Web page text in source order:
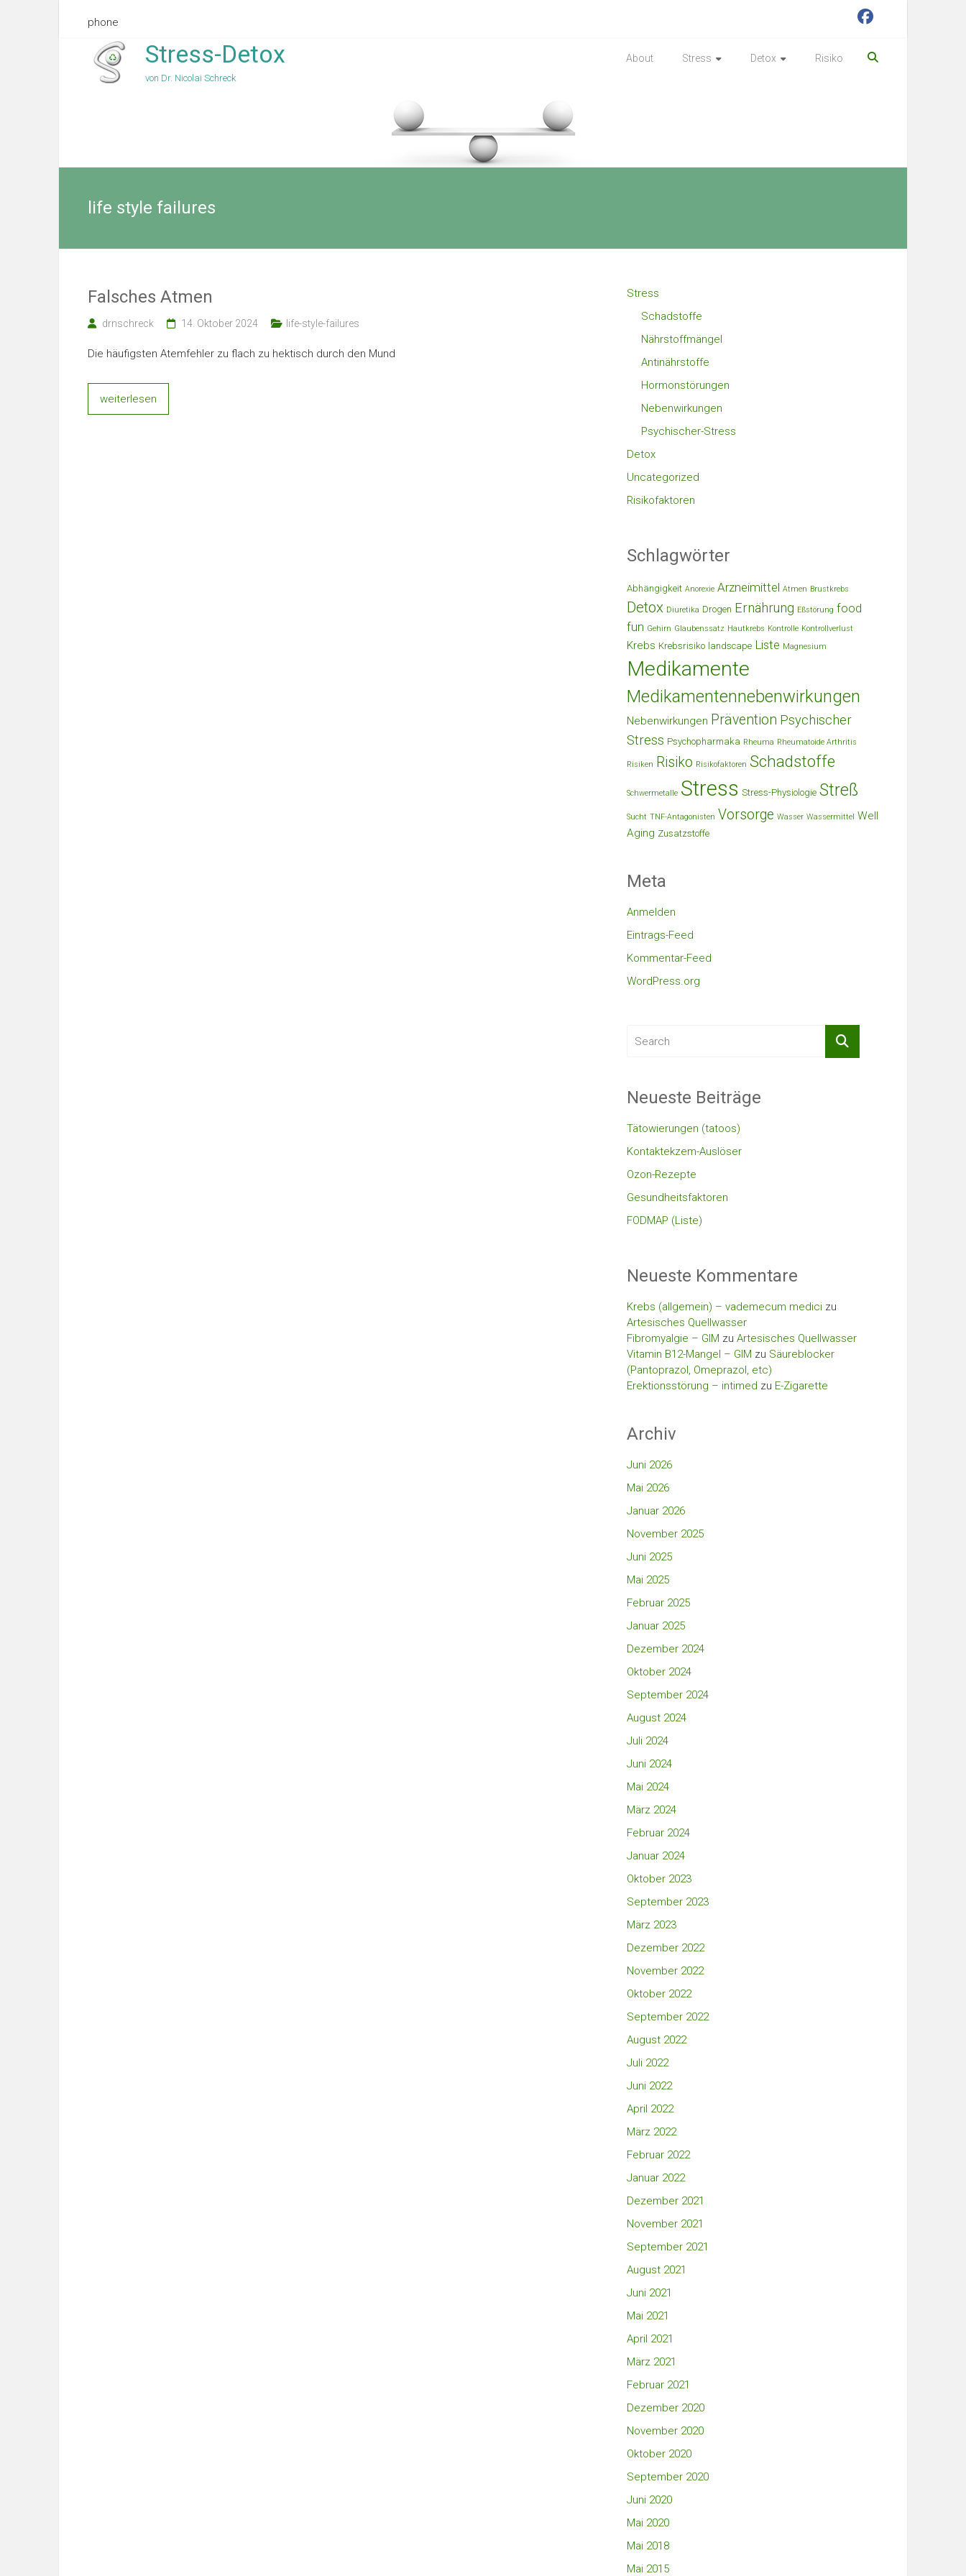
phone
Stress-Detox
von Dr. Nicolai Schreck
About Stress Detox Risiko
life style failures
Falsches Atmen
drnschreck 14. Oktober 2024 life-style-failures
Die häufigsten Atemfehler zu flach zu hektisch durch den Mund
weiterlesen
Stress
Schadstoffe
Nährstoffmängel
Antinährstoffe
Hormonstörungen
Nebenwirkungen
Psychischer-Stress
Detox
Uncategorized
Risikofaktoren
Schlagwörter
Abhängigkeit Anorexie Arzneimittel Atmen Brustkrebs
Detox Diuretika Drogen Ernährung Eßstörung food
fun Gehirn Glaubenssatz Hautkrebs Kontrolle Kontrollverlust
Krebs Krebsrisiko landscape Liste Magnesium
Medikamente
Medikamentennebenwirkungen
Nebenwirkungen Prävention Psychischer
Stress Psychopharmaka Rheuma Rheumatoide Arthritis
Risiken Risiko Risikofaktoren Schadstoffe
Schwermetalle Stress Stress-Physiologie Streß
Sucht TNF-Antagonisten Vorsorge Wasser Wassermittel Well
Aging Zusatzstoffe
Meta
Anmelden
Eintrags-Feed
Kommentar-Feed
WordPress.org
Neueste Beiträge
Tätowierungen (tatoos)
Kontaktekzem-Auslöser
Ozon-Rezepte
Gesundheitsfaktoren
FODMAP (Liste)
Neueste Kommentare
Krebs (allgemein) – vademecum medici zu
Artesisches Quellwasser
Fibromyalgie – GIM zu Artesisches Quellwasser
Vitamin B12-Mangel – GIM zu Säureblocker
(Pantoprazol, Omeprazol, etc)
Erektionsstörung – intimed zu E-Zigarette
Archiv
Juni 2026
Mai 2026
Januar 2026
November 2025
Juni 2025
Mai 2025
Februar 2025
Januar 2025
Dezember 2024
Oktober 2024
September 2024
August 2024
Juli 2024
Juni 2024
Mai 2024
März 2024
Februar 2024
Januar 2024
Oktober 2023
September 2023
März 2023
Dezember 2022
November 2022
Oktober 2022
September 2022
August 2022
Juli 2022
Juni 2022
April 2022
März 2022
Februar 2022
Januar 2022
Dezember 2021
November 2021
September 2021
August 2021
Juni 2021
Mai 2021
April 2021
März 2021
Februar 2021
Dezember 2020
November 2020
Oktober 2020
September 2020
Juni 2020
Mai 2020
Mai 2018
Mai 2015